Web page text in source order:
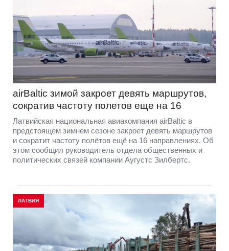
airBaltic зимой закроет девять маршрутов,
сократив частоту полетов еще на 16
Латвийская национальная авиакомпания airBaltic в
предстоящем зимнем сезоне закроет девять маршрутов
и сократит частоту полётов ещё на 16 направлениях. Об
этом сообщил руководитель отдела общественных и
политических связей компании Аугустс Зилбертс.
ЛАТВИЯ